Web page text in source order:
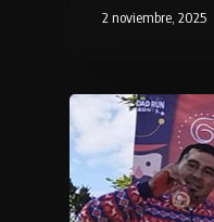
2 noviembre, 2025